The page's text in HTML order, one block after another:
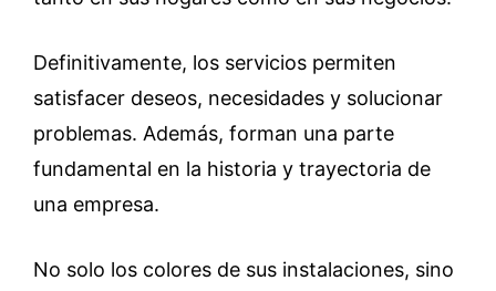
Definitivamente, los servicios permiten
satisfacer deseos, necesidades y solucionar
problemas. Además, forman una parte
fundamental en la historia y trayectoria de
una empresa.
No solo los colores de sus instalaciones, sino